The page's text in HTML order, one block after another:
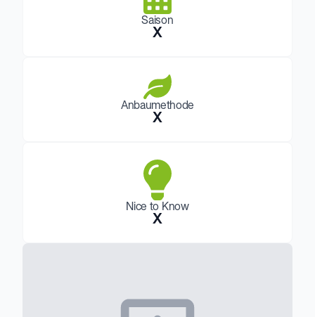
Saison
X
Anbaumethode
X
Nice to Know
X